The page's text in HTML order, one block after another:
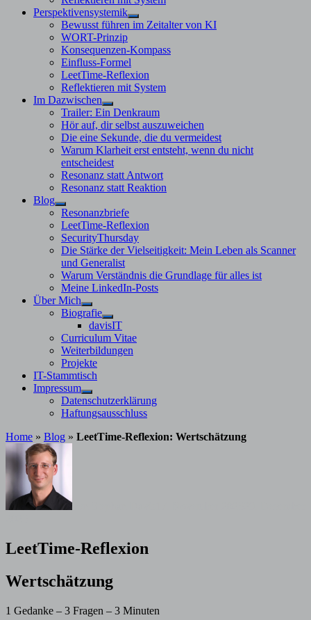
Perspektivensystemik
Untermenü
anzeigen
Bewusst führen im Zeitalter von KI
WORT-Prinzip
Konsequenzen-Kompass
Einfluss-Formel
LeetTime-Reflexion
Reflektieren mit System
Im Dazwischen
Untermenü
anzeigen
Trailer: Ein Denkraum
Hör auf, dir selbst auszuweichen
Die eine Sekunde, die du vermeidest
Warum Klarheit erst entsteht, wenn du nicht
entscheidest
Resonanz statt Antwort
Resonanz statt Reaktion
Blog
Untermenü
anzeigen
Resonanzbriefe
LeetTime-Reflexion
SecurityThursday
Die Stärke der Vielseitigkeit: Mein Leben als Scanner
und Generalist
Warum Verständnis die Grundlage für alles ist
Meine LinkedIn-Posts
Über Mich
Untermenü
anzeigen
Biografie
Untermenü
anzeigen
davisIT
Curriculum Vitae
Weiterbildungen
Projekte
IT-Stammtisch
Impressum
Untermenü
anzeigen
Datenschutzerklärung
Haftungsausschluss
Home » Blog » LeetTime-Reflexion: Wertschätzung
LeetTime-Reflexion
Wertschätzung
1 Gedanke – 3 Fragen – 3 Minuten